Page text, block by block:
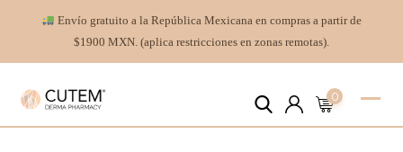
Envío gratuito a la República Mexicana en compras a partir de
$1900 MXN. (aplica restricciones en zonas remotas).
0